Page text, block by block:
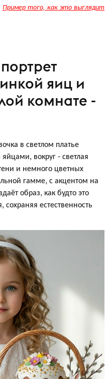
Пример того, как это выглядит
яиц и
комнате -
в светлом платье
вокруг - светлая
и немного цветных
гамме, с акцентом на
образ, как будто это
естественность